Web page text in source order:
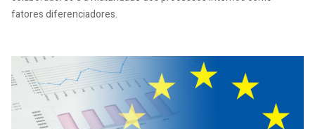
fatores diferenciadores.